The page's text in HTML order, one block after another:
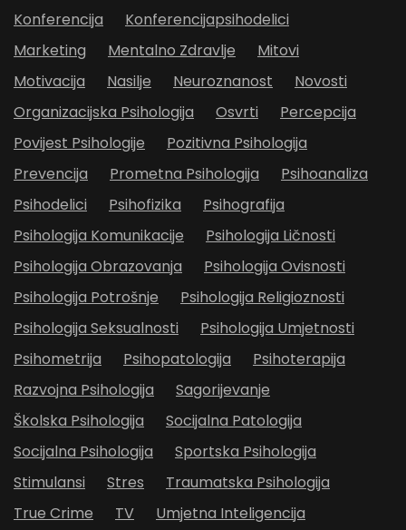
Konferencija
Konferencijapsihodelici
Marketing
Mentalno Zdravlje
Mitovi
Motivacija
Nasilje Neuroznanost
Novosti
Organizacijska Psihologija
Osvrti
Percepcija
Povijest Psihologije
Pozitivna Psihologija
Prevencija
Prometna Psihologija
Psihoanaliza
Psihodelici
Psihofizika
Psihografija
Psihologija Komunikacije
Psihologija Ličnosti
Psihologija Obrazovanja
Psihologija Ovisnosti
Psihologija Potrošnje
Psihologija Religioznosti
Psihologija Seksualnosti
Psihologija Umjetnosti
Psihometrija
Psihopatologija
Psihoterapija
Razvojna Psihologija
Sagorijevanje
Školska Psihologija
Socijalna Patologija
Socijalna Psihologija
Sportska Psihologija
Stimulansi
Stres
Traumatska Psihologija
True Crime
TV Umjetna Inteligencija